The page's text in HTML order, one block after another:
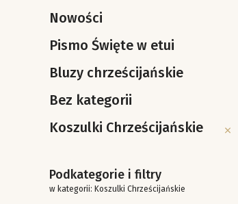
Nowości
Pismo Święte w etui
Bluzy chrześcijańskie
Bez kategorii
Koszulki Chrześcijańskie
Podkategorie i filtry
w kategorii: Koszulki Chrześcijańskie